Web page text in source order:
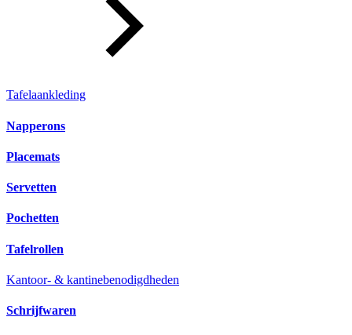
Tafelaankleding
Napperons
Placemats
Servetten
Pochetten
Tafelrollen
Kantoor- & kantinebenodigdheden
Schrijfwaren